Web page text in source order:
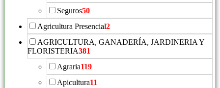
Seguros50
Agricultura Presencial2
AGRICULTURA, GANADERÍA, JARDINERIA Y
FLORISTERIA381
Agraria119
Apicultura11